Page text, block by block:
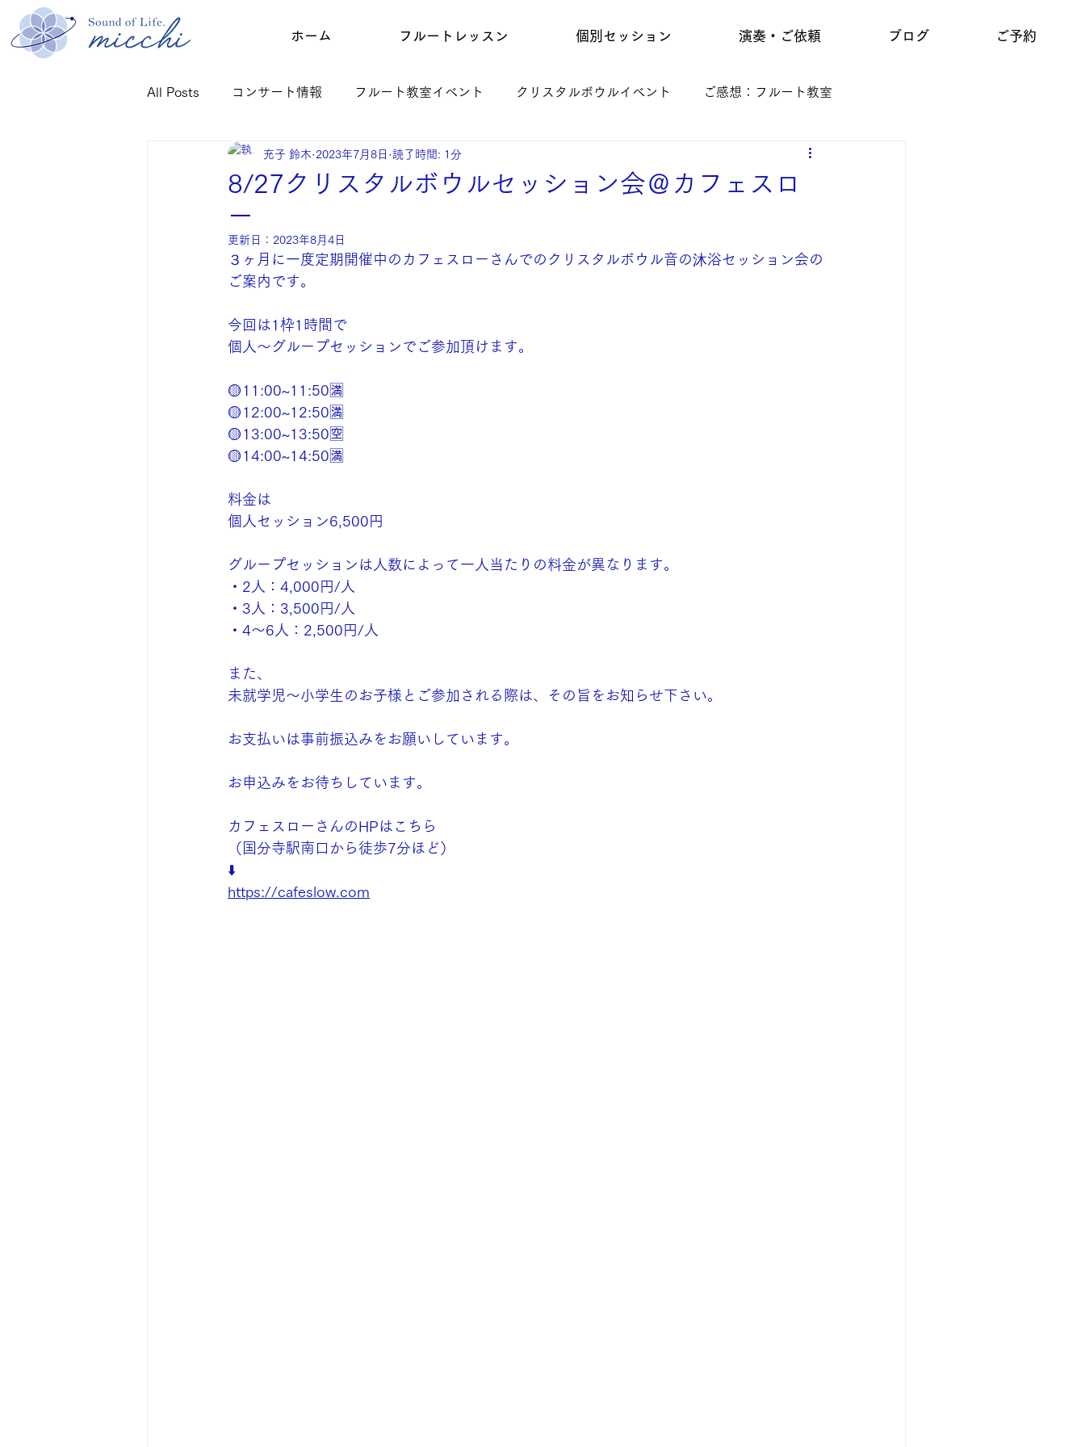
ホーム フルートレッスン 個別セッション 演奏・ご依頼 ブログ ご予約
All Posts コンサート情報 フルート教室イベント クリスタルボウルイベント ご感想：フルート教室
ご感想：クリスタルボウル
8/27クリスタルボウルセッション会＠カフェスロ
ー
充子 鈴木 2023年7月8日 読了時間: 1分
更新日： 2023年8月4日
３ヶ月に一度定期開催中のカフェスローさんでのクリスタルボウル音の沐浴セッション会の
ご案内です。
今回は1枠1時間で
個人〜グループセッションでご参加頂けます。
🟡11:00~11:50🈵
🟡12:00~12:50🈵
🟡13:00~13:50🈳
🟡14:00~14:50🈵
料金は
個人セッション6,500円
グループセッションは人数によって一人当たりの料金が異なります。
・2人：4,000円/人
・3人：3,500円/人
・4〜6人：2,500円/人
また、
未就学児〜小学生のお子様とご参加される際は、その旨をお知らせ下さい。
お支払いは事前振込みをお願いしています。
お申込みをお待ちしています。
カフェスローさんのHPはこちら
（国分寺駅南口から徒歩7分ほど）
⬇️
https://cafeslow.com